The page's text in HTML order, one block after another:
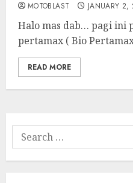
MOTOBLAST JANUARY 2,
Halo mas dab… pagi ini
pertamax ( Bio
READ MORE
Search
for: